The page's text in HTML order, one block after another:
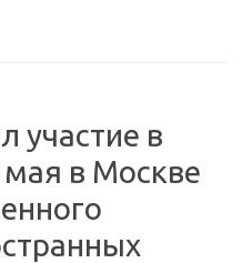
участие в
в Москве